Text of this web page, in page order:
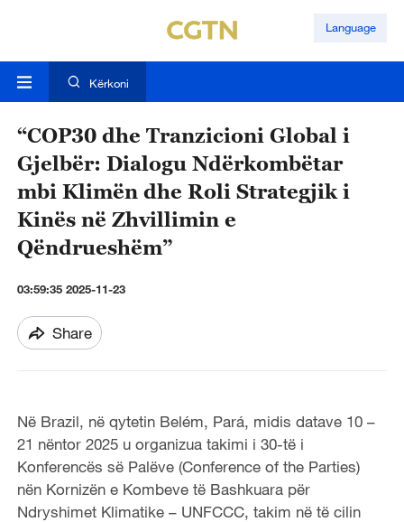
Language
Kërkoni
“COP30 dhe Tranzicioni Global i
Gjelbër: Dialogu Ndërkombëtar
mbi Klimën dhe Roli Strategjik i
Kinës në Zhvillimin e
Qëndrueshëm”
03:59:35 2025-11-23
Share
Në Brazil, në qytetin Belém, Pará, midis datave 10 –
21 nëntor 2025 u organizua takimi i 30-të i
Konferencës së Palëve (Conference of the Parties)
nën Kornizën e Kombeve të Bashkuara për
Ndryshimet Klimatike – UNFCCC, takim në të cilin